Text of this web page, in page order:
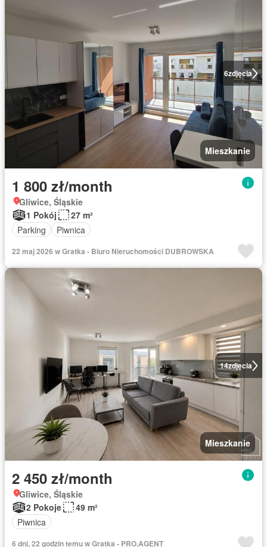
6zdjęcia
Mieszkanie
1 800 zł/month
Gliwice, Śląskie
1 Pokój
27 m²
Parking
Piwnica
22 maj 2026 w Gratka - Biuro Nieruchomości DUBROWSKA
14zdjęcia
Mieszkanie
2 450 zł/month
Gliwice, Śląskie
2 Pokoje
49 m²
Piwnica
6 dni, 22 godzin temu w Gratka - PRO.AGENT